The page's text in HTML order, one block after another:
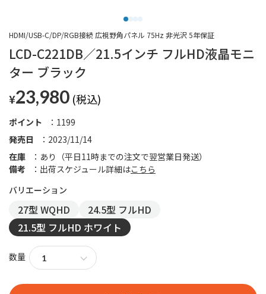
LCD-C221DB／21.5インチ フルHD液晶モニ
ター ブラック
HDMI/USB-C/DP/RGB接続 広視野角パネル 75Hz 非光沢 5年保証
¥23,980
発売日 2023/11/14
ポイント 1199
在庫
あり（平日11時までの注文で翌営業日発送）
備考
出荷スケジュール詳細はこちら
27型 WQHD
24.5型 フルHD
21.5型 フルHD ホワイト
数量